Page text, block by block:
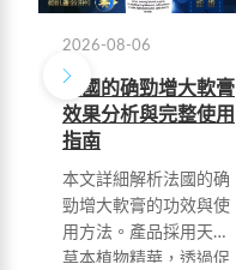
2026-08-06
法國的确勁增大軟膏
效果分析與完整使用
指南
本文詳細解析法國的确
勁增大軟膏的功效與使
用方法。產品採用天然
草本植物精華，透過促